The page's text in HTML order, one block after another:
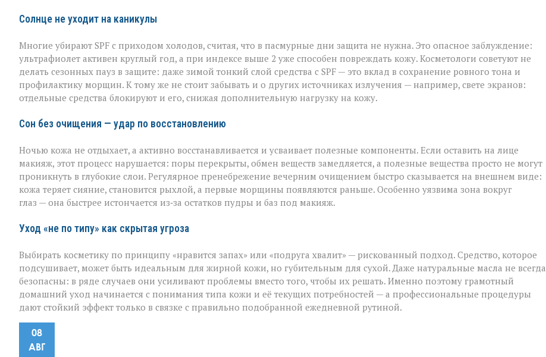
Солнце не уходит на каникулы
Многие убирают SPF с приходом холодов, считая, что в пасмурные дни защита не нужна. Это опасное заблуждение:
ультрафиолет активен круглый год, а при индексе выше 2 уже способен повреждать кожу. Косметологи советуют не
делать сезонных пауз в защите: даже зимой тонкий слой средства с SPF — это вклад в сохранение ровного тона и
профилактику морщин. К тому же не стоит забывать и о других источниках излучения — например, свете экранов:
отдельные средства блокируют и его, снижая дополнительную нагрузку на кожу.
Сон без очищения — удар по восстановлению
Ночью кожа не отдыхает, а активно восстанавливается и усваивает полезные компоненты. Если оставить на лице
макияж, этот процесс нарушается: поры перекрыты, обмен веществ замедляется, а полезные вещества просто не могут
проникнуть в глубокие слои. Регулярное пренебрежение вечерним очищением быстро сказывается на внешнем виде:
кожа теряет сияние, становится рыхлой, а первые морщины появляются раньше. Особенно уязвима зона вокруг
глаз — она быстрее истончается из‑за остатков пудры и баз под макияж.
Уход «не по типу» как скрытая угроза
Выбирать косметику по принципу «нравится запах» или «подруга хвалит» — рискованный подход. Средство, которое
подсушивает, может быть идеальным для жирной кожи, но губительным для сухой. Даже натуральные масла не всегда
безопасны: в ряде случаев они усиливают проблемы вместо того, чтобы их решать. Именно поэтому грамотный
домашний уход начинается с понимания типа кожи и её текущих потребностей — а профессиональные процедуры
дают стойкий эффект только в связке с правильно подобранной ежедневной рутиной.
08
АВГ